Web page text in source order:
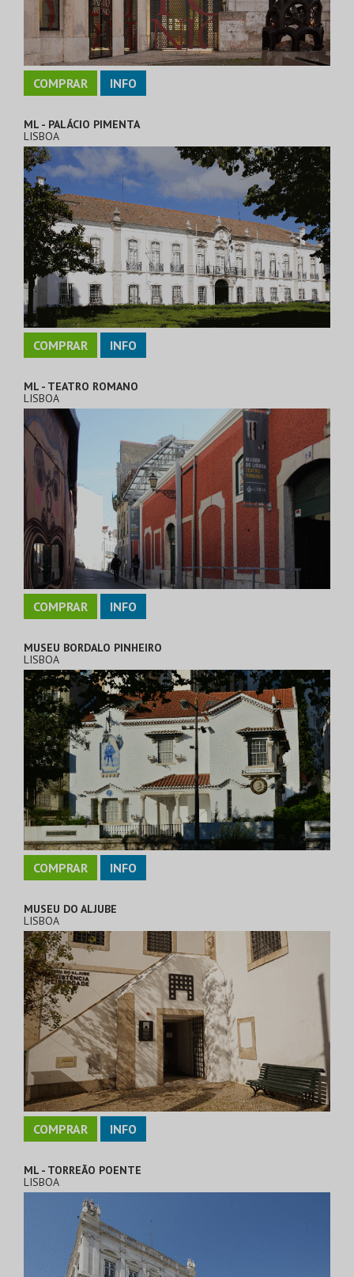
COMPRAR INFO
ML - PALÁCIO PIMENTA
LISBOA
COMPRAR INFO
ML - TEATRO ROMANO
LISBOA
COMPRAR INFO
MUSEU BORDALO PINHEIRO
LISBOA
COMPRAR INFO
MUSEU DO ALJUBE
LISBOA
COMPRAR INFO
ML - TORREÃO POENTE
LISBOA